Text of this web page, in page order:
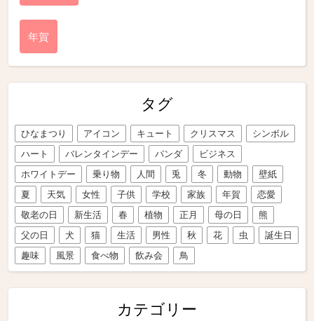
年賀
タグ
ひなまつり アイコン キュート クリスマス
シンボル
ハート
バレンタインデー パンダ
ビジネス
ホワイトデー
乗り物 人間 兎 冬 動物
壁紙
夏
天気 女性 子供 学校 家族 年賀
恋愛
敬老の日
新生活 春 植物 正月 母の日
熊
父の日
犬 猫 生活 男性 秋 花 虫
誕生日
趣味
風景 食べ物 飲み会 鳥
カテゴリー